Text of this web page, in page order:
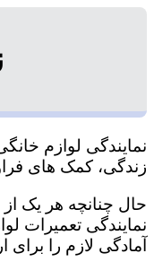
نمایندگی لوازم
زندگی، کمک های فراوانی ارائه
حال چنانچه هر یک
نمایندگی تعمیرات
آمادگی لازم را